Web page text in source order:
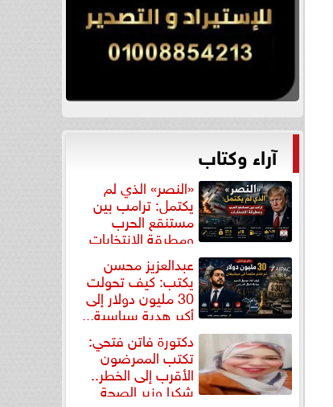
آراء وكتاب
«النصر» الذي لم
يكتمل: ترامب بين
مستنقع الحرب
ومطرقة الانتخابات
عبدالعزيز محسن
يكتب: كيف تحولت
30 مليون دولار إلى
أكبر هدية سياسية...
دكتورة فاتن فتحي:
تكتب الممرضون
الأقرب إلى الخطر..
شكرا وزير الصحة